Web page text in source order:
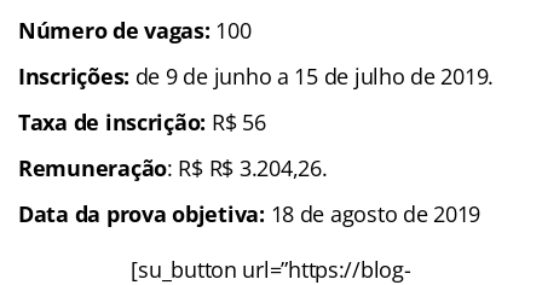
Número de vagas: 100
Inscrições: de 9 de junho a 15 de julho de 2019.
Taxa de inscrição: R$ 56
Remuneração: R$ R$ 3.204,26.
Data da prova objetiva: 18 de agosto de 2019
[su_button url=”https://blog-